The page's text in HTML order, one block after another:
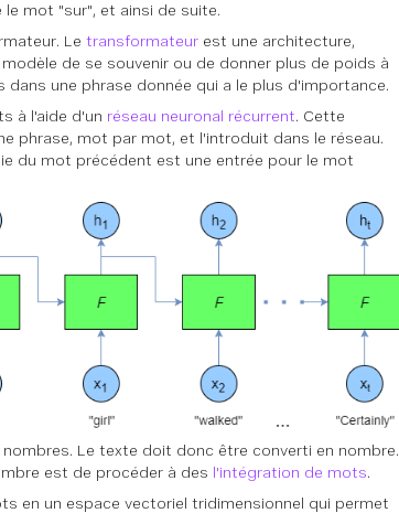
mot "sur", et ainsi de suite.
Le transformateur est une architecture,
de se souvenir ou de donner plus de poids à
dans une phrase donnée qui a le plus d'importance.
à l'aide d'un réseau neuronal récurrent. Cette
phrase, mot par mot, et l'introduit dans le réseau.
du mot précédent est une entrée pour le mot
Le texte doit donc être converti en nombre.
est de procéder à des l'intégration de mots.
en un espace vectoriel tridimensionnel qui permet